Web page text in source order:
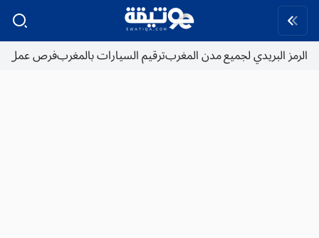
الرمز البريدي لجميع مدن المغربترقيم السيارات بالمغربفرص عمل